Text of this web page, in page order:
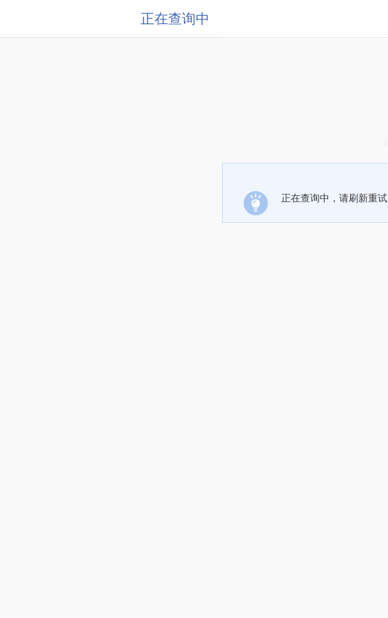
正在查询中
正在查询中，请刷新重试